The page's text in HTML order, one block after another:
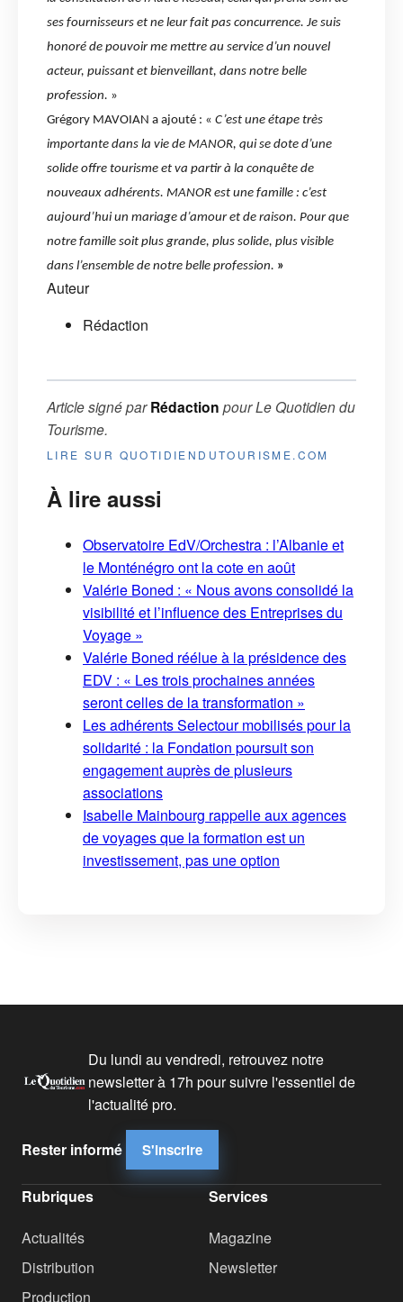
ses fournisseurs et ne leur fait pas concurrence. Je suis
honoré de pouvoir me mettre au service d’un nouvel
acteur, puissant et bienveillant, dans notre belle
profession. »
Grégory MAVOIAN a ajouté : « C’est une étape très
importante dans la vie de MANOR, qui se dote d’une
solide offre tourisme et va partir à la conquête de
nouveaux adhérents. MANOR est une famille : c’est
aujourd’hui un mariage d’amour et de raison. Pour que
notre famille soit plus grande, plus solide, plus visible
dans l’ensemble de notre belle profession. »
Auteur
Rédaction
Article signé parRédaction pourLe Quotidien du
Tourisme.
LIRE SUR QUOTIDIENDUTOURISME.COM
À lire aussi
Observatoire EdV/Orchestra : l’Albanie et
le Monténégro ont la cote en août
Valérie Boned : « Nous avons consolidé la
visibilité et l’influence des Entreprises du
Voyage »
Valérie Boned réélue à la présidence des
EDV : « Les trois prochaines années
seront celles de la transformation »
Les adhérents Selectour mobilisés pour la
solidarité : la Fondation poursuit son
engagement auprès de plusieurs
associations
Isabelle Mainbourg rappelle aux agences
de voyages que la formation est un
investissement, pas une option
Du lundi au vendredi, retrouvez notre
newsletter à 17h pour suivre l'essentiel de
l'actualité pro.
Rester informé S'inscrire
Rubriques
Actualités
Distribution
Production
Services
Magazine
Newsletter